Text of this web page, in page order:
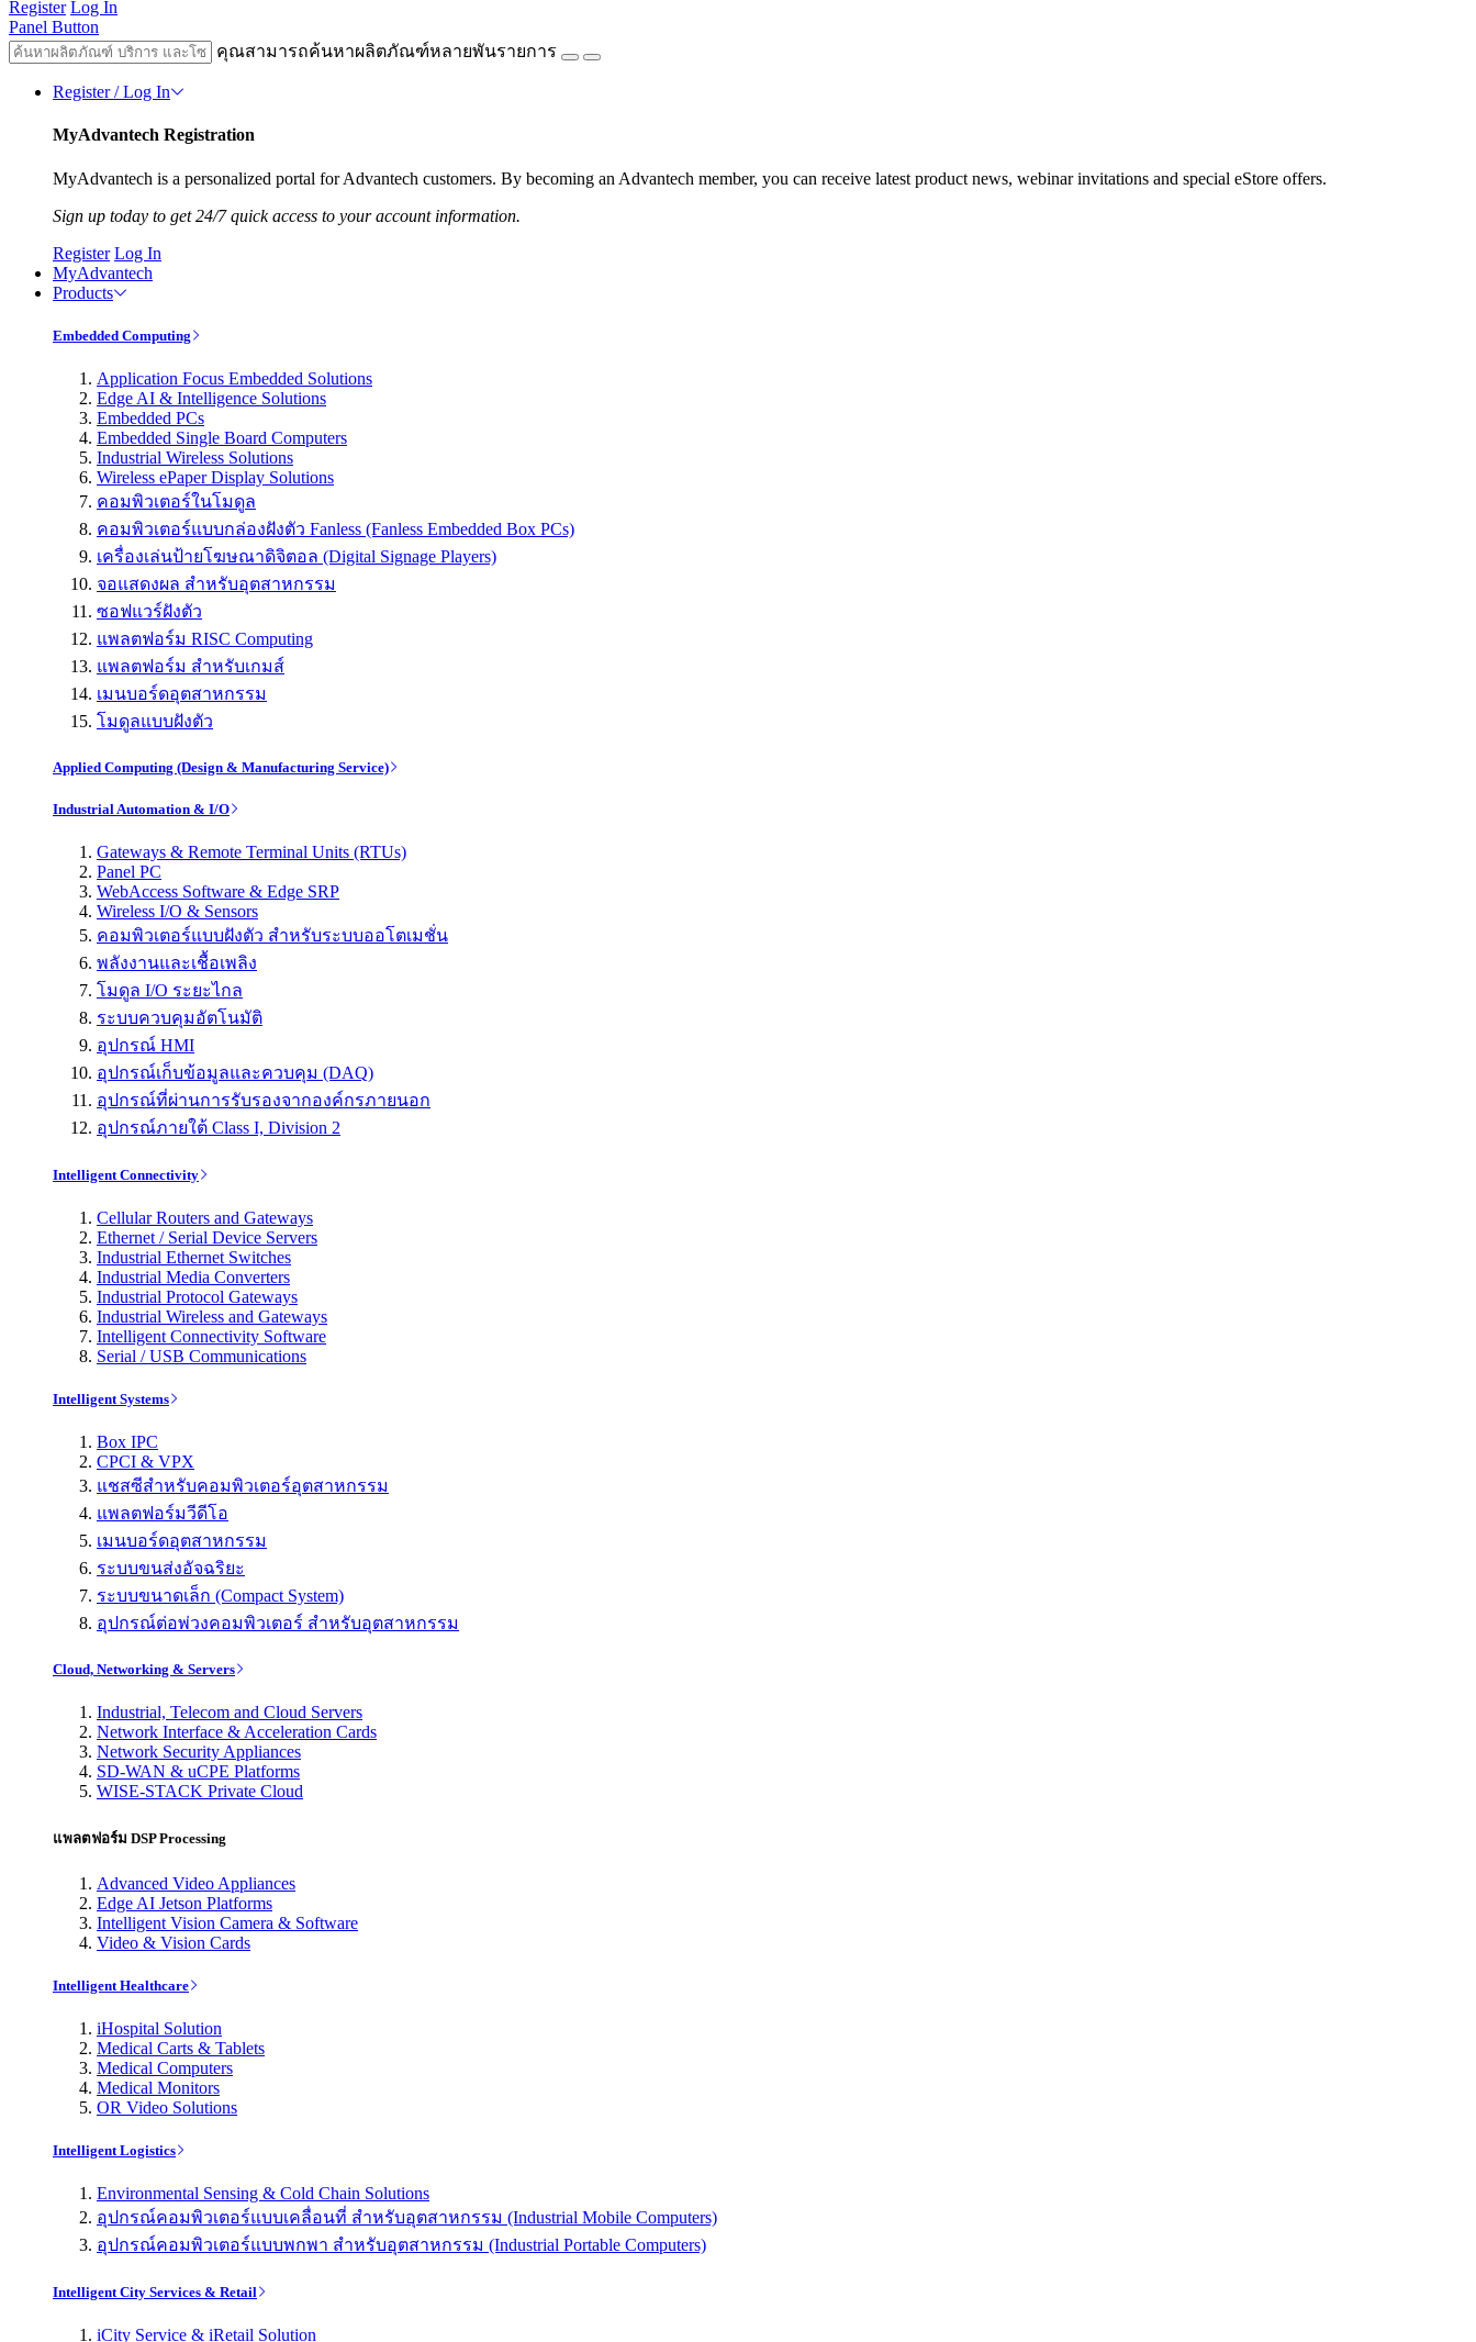
Register Log In
Panel Button
คุณสามารถค้นหาผลิตภัณฑ์หลายพันรายการ
Register / Log In
MyAdvantech Registration
MyAdvantech is a personalized portal for Advantech customers. By becoming an Advantech member, you can receive latest product news, webinar invitations and special eStore offers.
Sign up today to get 24/7 quick access to your account information.
Register Log In
MyAdvantech
Products
Embedded Computing
Application Focus Embedded Solutions
Edge AI & Intelligence Solutions
Embedded PCs
Embedded Single Board Computers
Industrial Wireless Solutions
Wireless ePaper Display Solutions
คอมพิวเตอร์ในโมดูล
คอมพิวเตอร์แบบกล่องฝังตัว Fanless (Fanless Embedded Box PCs)
เครื่องเล่นป้ายโฆษณาดิจิตอล (Digital Signage Players)
จอแสดงผล สำหรับอุตสาหกรรม
ซอฟแวร์ฝังตัว
แพลตฟอร์ม RISC Computing
แพลตฟอร์ม สำหรับเกมส์
เมนบอร์ดอุตสาหกรรม
โมดูลแบบฝังตัว
Applied Computing (Design & Manufacturing Service)
Industrial Automation & I/O
Gateways & Remote Terminal Units (RTUs)
Panel PC
WebAccess Software & Edge SRP
Wireless I/O & Sensors
คอมพิวเตอร์แบบฝังตัว สำหรับระบบออโตเมชั่น
พลังงานและเชื้อเพลิง
โมดูล I/O ระยะไกล
ระบบควบคุมอัตโนมัติ
อุปกรณ์ HMI
อุปกรณ์เก็บข้อมูลและควบคุม (DAQ)
อุปกรณ์ที่ผ่านการรับรองจากองค์กรภายนอก
อุปกรณ์ภายใต้ Class I, Division 2
Intelligent Connectivity
Cellular Routers and Gateways
Ethernet / Serial Device Servers
Industrial Ethernet Switches
Industrial Media Converters
Industrial Protocol Gateways
Industrial Wireless and Gateways
Intelligent Connectivity Software
Serial / USB Communications
Intelligent Systems
Box IPC
CPCI & VPX
แชสซีสำหรับคอมพิวเตอร์อุตสาหกรรม
แพลตฟอร์มวีดีโอ
เมนบอร์ดอุตสาหกรรม
ระบบขนส่งอัจฉริยะ
ระบบขนาดเล็ก (Compact System)
อุปกรณ์ต่อพ่วงคอมพิวเตอร์ สำหรับอุตสาหกรรม
Cloud, Networking & Servers
Industrial, Telecom and Cloud Servers
Network Interface & Acceleration Cards
Network Security Appliances
SD-WAN & uCPE Platforms
WISE-STACK Private Cloud
แพลตฟอร์ม DSP Processing
Advanced Video Appliances
Edge AI Jetson Platforms
Intelligent Vision Camera & Software
Video & Vision Cards
Intelligent Healthcare
iHospital Solution
Medical Carts & Tablets
Medical Computers
Medical Monitors
OR Video Solutions
Intelligent Logistics
Environmental Sensing & Cold Chain Solutions
อุปกรณ์คอมพิวเตอร์แบบเคลื่อนที่ สำหรับอุตสาหกรรม (Industrial Mobile Computers)
อุปกรณ์คอมพิวเตอร์แบบพกพา สำหรับอุตสาหกรรม (Industrial Portable Computers)
Intelligent City Services & Retail
iCity Service & iRetail Solution